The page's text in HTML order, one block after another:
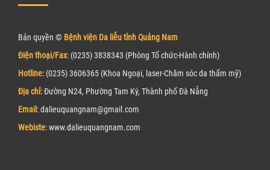
Bản quyền © Bệnh viện Da liễu tỉnh Quảng Nam
Điện thoại/Fax: (0235) 3838343 (Phòng Tổ chức-Hành chính)
Hotline: (0235) 3606365 (Khoa Ngoại, laser-Chăm sóc da thẩm mỹ)
Địa chỉ:Đường N24, Phường Tam Kỳ, Thành phố Đà Nẵng
Email: dalieuquangnam@gmail.com
Webiste: www.dalieuquangnam.com